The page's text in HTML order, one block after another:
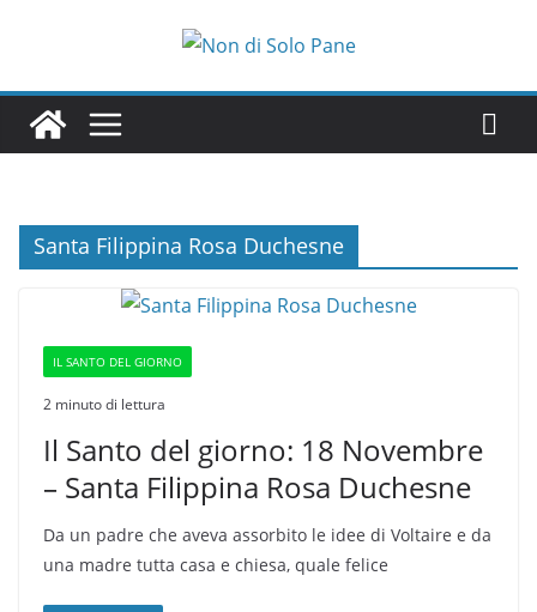
Santa Filippina Rosa Duchesne
IL SANTO DEL GIORNO
2 minuto di lettura
Il Santo del giorno: 18 Novembre
– Santa Filippina Rosa Duchesne
Da un padre che aveva assorbito le idee di Voltaire e da
una madre tutta casa e chiesa, quale felice